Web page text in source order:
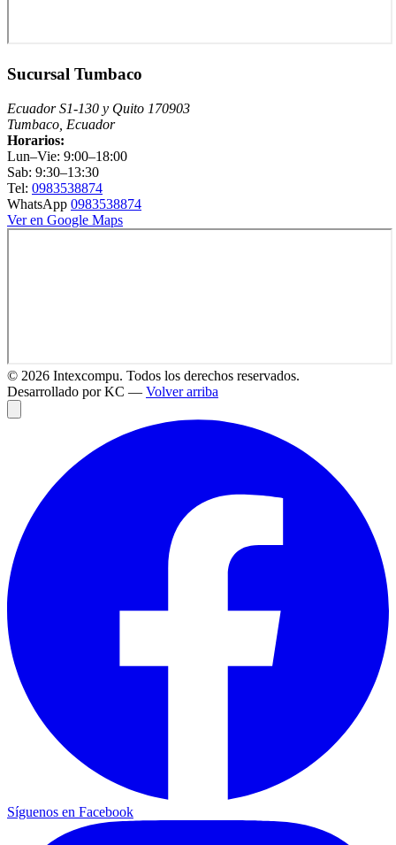
Sucursal Tumbaco
Ecuador S1-130 y Quito 170903
Tumbaco, Ecuador
Horarios:
Lun–Vie: 9:00–18:00
Sab: 9:30–13:30
Tel: 0983538874
WhatsApp 0983538874
Ver en Google Maps
© 2026 Intexcompu. Todos los derechos reservados.
Desarrollado por KC — Volver arriba
Síguenos en Facebook